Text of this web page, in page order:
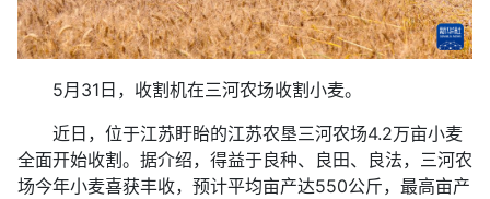
5月31日，收割机在三河农场收割小麦。
近日，位于江苏盱眙的江苏农垦三河农场4.2万亩小麦
全面开始收割。据介绍，得益于良种、良田、良法，三河农
场今年小麦喜获丰收，预计平均亩产达550公斤，最高亩产